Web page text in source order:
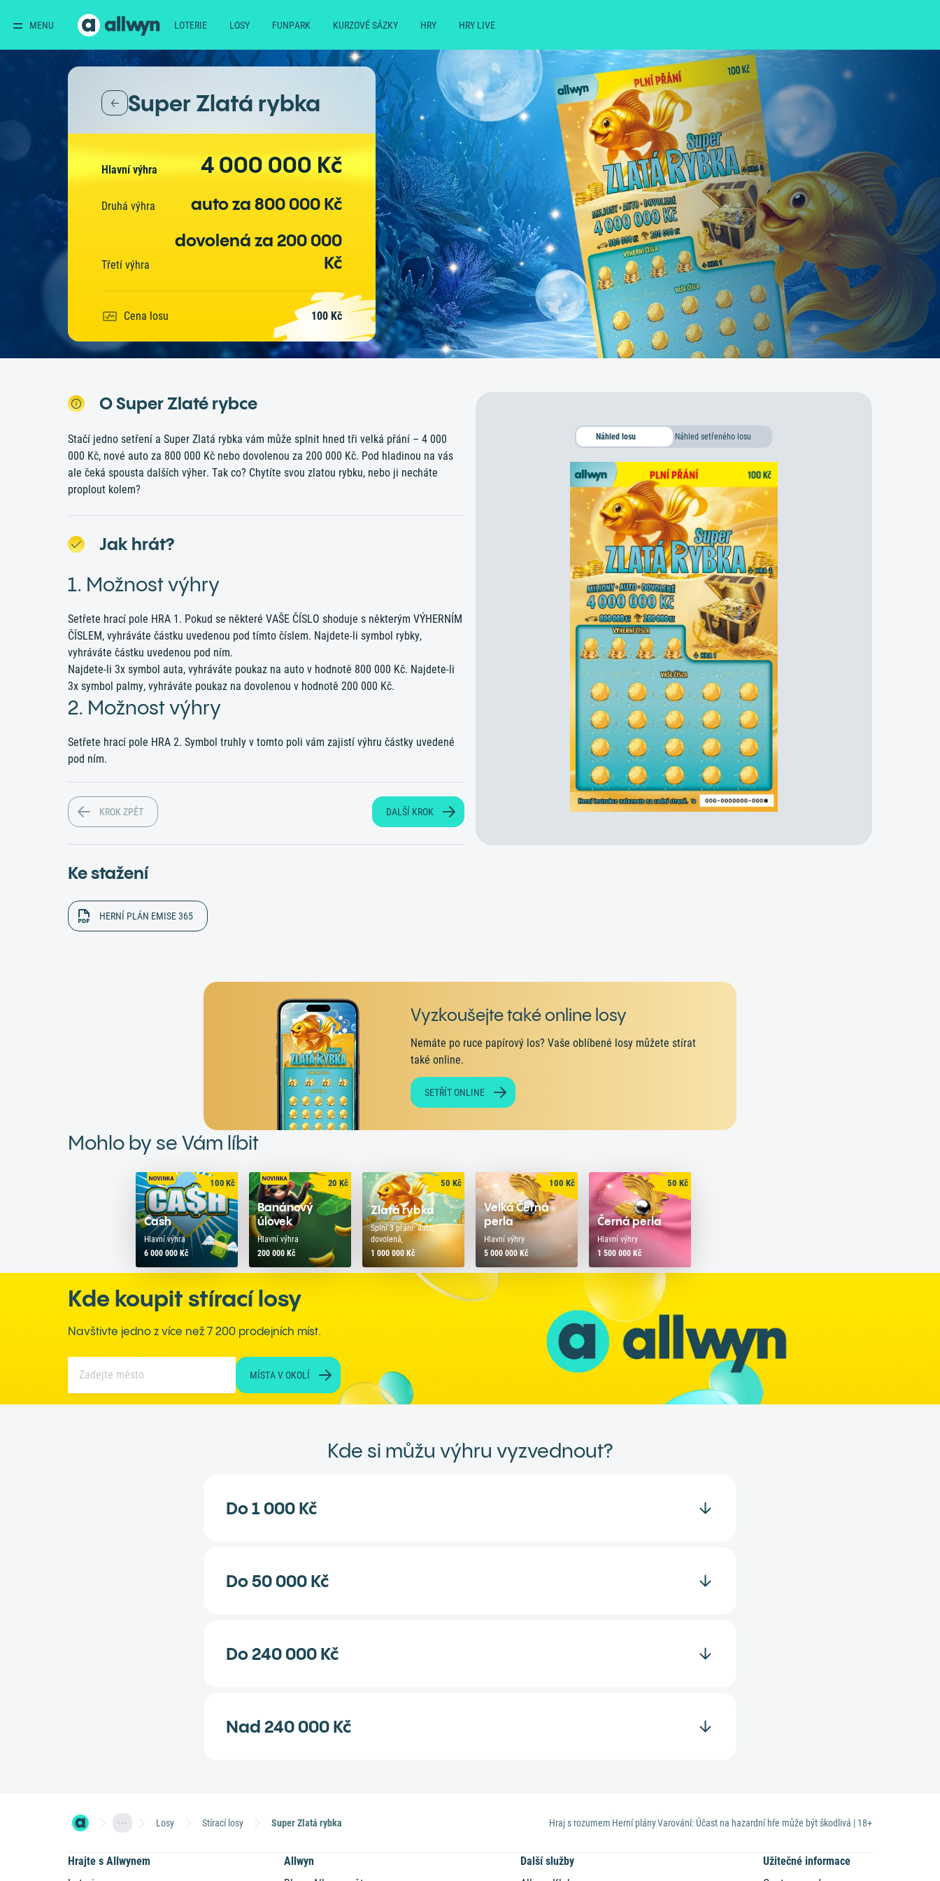
MENU LOTERIE LOSY FUNPARK KURZOVÉ SÁZKY HRY HRY LIVE
Super Zlatá rybka
Hlavní výhra 4 000 000 Kč
Druhá výhra auto za 800 000 Kč
Třetí výhra
dovolená za 200 000
Kč
Cena losu 100 Kč
O Super Zlaté rybce
Stačí jedno setření a Super Zlatá rybka vám může splnit hned tři velká přání – 4 000
000 Kč, nové auto za 800 000 Kč nebo dovolenou za 200 000 Kč. Pod hladinou na vás
ale čeká spousta dalších výher. Tak co? Chytíte svou zlatou rybku, nebo ji necháte
proplout kolem?
Náhled setřeného losu
Jak hrát?
1. Možnost výhry
Setřete hrací pole HRA 1. Pokud se některé VAŠE ČÍSLO shoduje s některým VÝHERNÍM
ČÍSLEM, vyhráváte částku uvedenou pod tímto číslem. Najdete-li symbol rybky,
vyhráváte částku uvedenou pod ním.
Najdete-li 3x symbol auta, vyhráváte poukaz na auto v hodnotě 800 000 Kč. Najdete-li
3x symbol palmy, vyhráváte poukaz na dovolenou v hodnotě 200 000 Kč.
2. Možnost výhry
Setřete hrací pole HRA 2. Symbol truhly v tomto poli vám zajistí výhru částky uvedené
pod ním.
KROK ZPĚT DALŠÍ KROK
Ke stažení
HERNÍ PLÁN EMISE 365
Vyzkoušejte také online losy
Nemáte po ruce papírový los? Vaše oblíbené losy můžete stírat
také online.
SETŘÍT ONLINE
Mohlo by se Vám líbit
Cash
Hlavní výhra
6 000 000 Kč
100Kč
Banánový
úlovek
Hlavní výhra
200 000 Kč
20Kč
Zlatá rybka
Splní 3 přání: auto,
dovolená,
1 000 000 Kč
50Kč
Velká Černá
perla
Hlavní výhry
5 000 000 Kč
100Kč
Černá perla
Hlavní výhry
1 500 000 Kč
50 Kč
Kde koupit stírací losy
Navštivte jedno z více než 7 200 prodejních míst.
MÍSTA V OKOLÍ
Kde si můžu výhru vyzvednout?
Do 1 000 Kč
Do 50 000 Kč
Do 240 000 Kč
Nad 240 000 Kč
Losy Stírací losy Super Zlatá rybka Hraj s rozumem Herní plányVarování: Účast na hazardní hře může být škodlivá | 18+
Hrajte s Allwynem
Allwyn
Další služby
Užitečné informace